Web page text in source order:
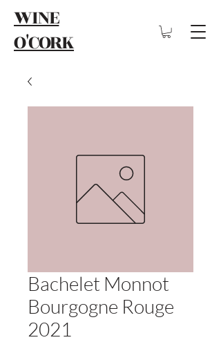
WINE
O'CORK
Bachelet Monnot
Bourgogne Rouge
2021